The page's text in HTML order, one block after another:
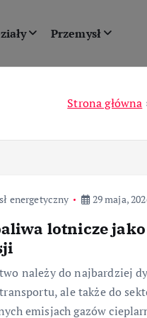
Przemysł
Strona główna
energetyczny 29 maja,
lotnicze
należy do najbardziej
ale także do
emisjach gazów